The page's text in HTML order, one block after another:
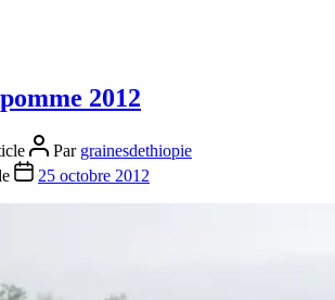
2012
Par grainesdethiopie
25 octobre 2012